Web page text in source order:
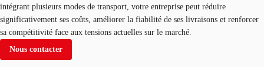
intégrant plusieurs modes de transport, votre entreprise peut réduire
significativement ses coûts, améliorer la fiabilité de ses livraisons et renforcer
sa compétitivité face aux tensions actuelles sur le marché.
Nous contacter